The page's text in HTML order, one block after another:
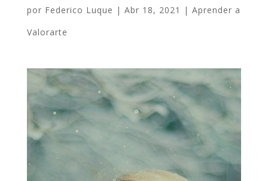
por Federico Luque | Abr 18, 2021 | Aprender a
Valorarte